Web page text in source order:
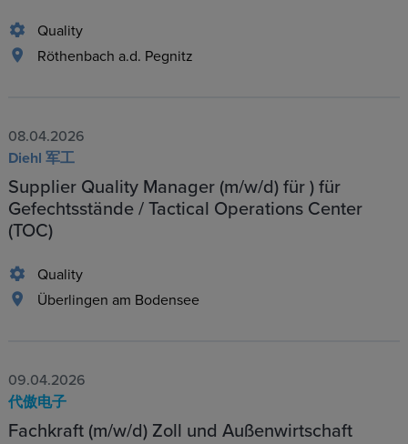
Quality
Röthenbach a.d. Pegnitz
08.04.2026
Diehl 军工
Supplier Quality Manager (m/w/d) für ) für
Gefechtsstände / Tactical Operations Center
(TOC)
Quality
Überlingen am Bodensee
09.04.2026
代傲电子
Fachkraft (m/w/d) Zoll und Außenwirtschaft